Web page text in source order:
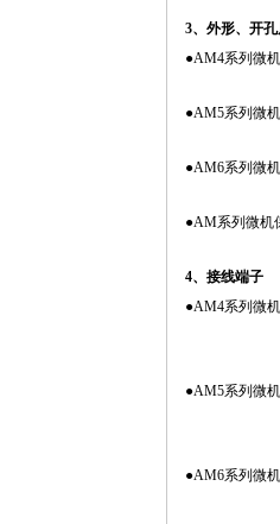
3、外形、开
●AM4系列微
●AM5系列微
●AM6系列微
●AM系列微机
4、接线端子
●AM4系列微
●AM5系列微
●AM6系列微